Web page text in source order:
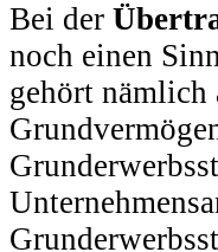
Bei der
noch einen
gehört nämlich